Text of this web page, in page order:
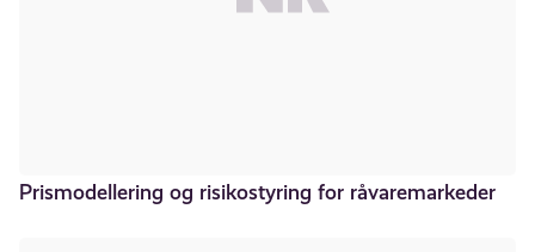
Prismodellering og risikostyring for råvaremarkeder